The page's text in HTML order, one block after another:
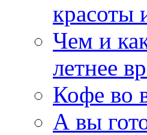
красоты
Чем и
летнее
Кофе во
А вы